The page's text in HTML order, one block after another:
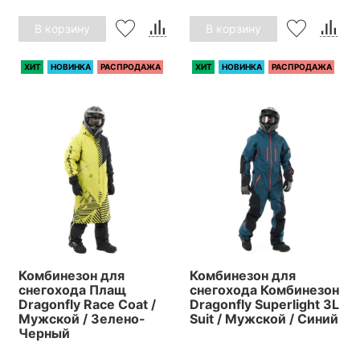
В корзину В корзину
ХИТ НОВИНКА РАСПРОДАЖА
Комбинезон для
снегохода Плащ
Dragonfly Race Coat /
Мужской / Зелено-
Черный
ХИТ НОВИНКА РАСПРОДАЖА
Комбинезон для
снегохода Комбинезон
Dragonfly Superlight 3L
Suit / Мужской / Синий